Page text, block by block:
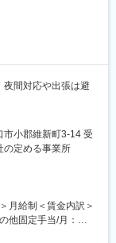
機/生ビールサーバ
間中帰宅補助2回あ
夜間対応や出張は避
プシェアで安定性◎
く長く続けられる
市小郡維新町3-14 受
の定める事業所
月給制＜賃金内訳＞
他固定手当/月：